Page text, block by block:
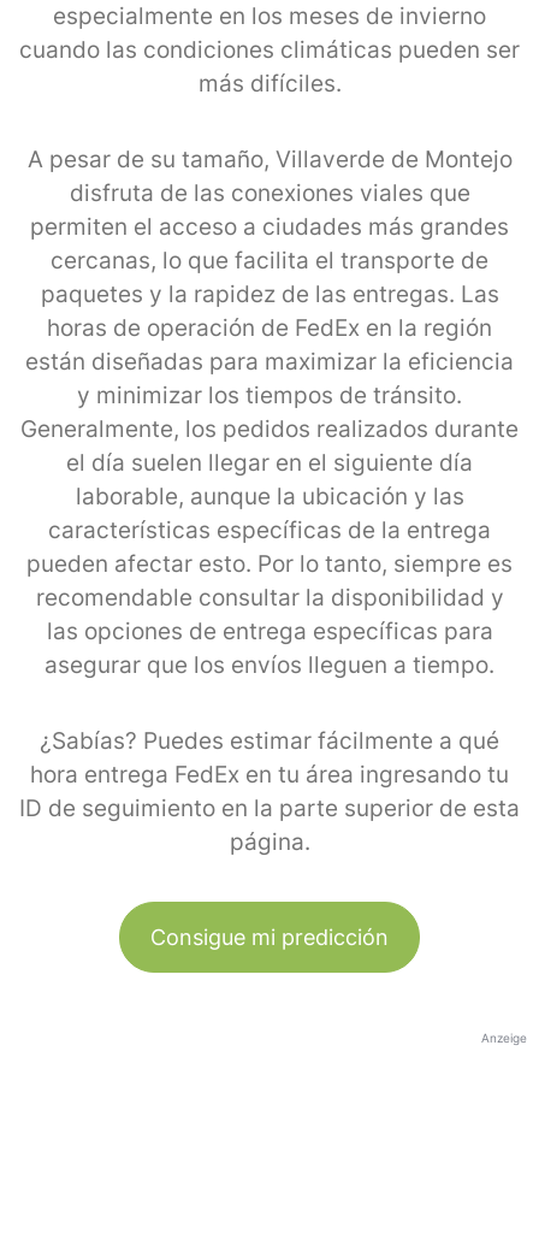
especialmente en los meses de invierno
cuando las condiciones climáticas pueden ser
más difíciles.
A pesar de su tamaño, Villaverde de Montejo
disfruta de las conexiones viales que
permiten el acceso a ciudades más grandes
cercanas, lo que facilita el transporte de
paquetes y la rapidez de las entregas. Las
horas de operación de FedEx en la región
están diseñadas para maximizar la eficiencia
y minimizar los tiempos de tránsito.
Generalmente, los pedidos realizados durante
el día suelen llegar en el siguiente día
laborable, aunque la ubicación y las
características específicas de la entrega
pueden afectar esto. Por lo tanto, siempre es
recomendable consultar la disponibilidad y
las opciones de entrega específicas para
asegurar que los envíos lleguen a tiempo.
¿Sabías? Puedes estimar fácilmente a qué
hora entrega FedEx en tu área ingresando tu
ID de seguimiento en la parte superior de esta
página.
Consigue mi predicción
Anzeige